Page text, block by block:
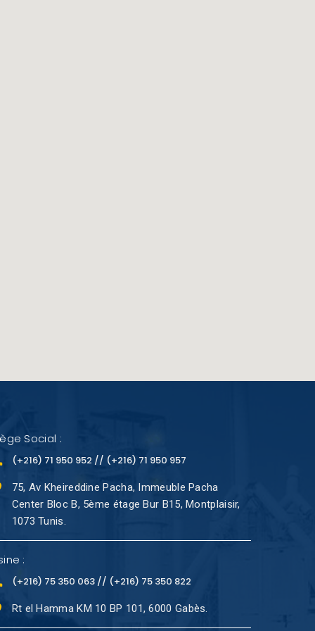
Social :
(+216) 71 950 952 // (+216) 71 950 957
75, Av Kheireddine Pacha, Immeuble Pacha
Center Bloc B, 5ème étage Bur B15, Montplaisir,
1073 Tunis.
:
(+216) 75 350 063 // (+216) 75 350 822
Rt el Hamma KM 10 BP 101, 6000 Gabès.